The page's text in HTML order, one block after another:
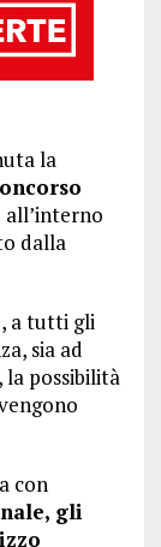
la
all’interno
dalla
a tutti gli
sia ad
possibilità
con
gli